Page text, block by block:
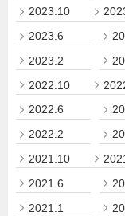
2023.10
2023.6
2023.2
2022.10
2022.6
2022.2
2021.10
2021.6
2021.1